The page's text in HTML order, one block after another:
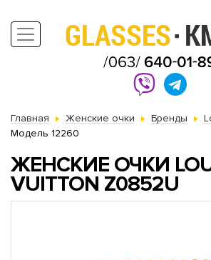
Главная Женские очки Бренды
Модель 12260
ЖЕНСКИЕ ОЧКИ
VUITTON Z0852U